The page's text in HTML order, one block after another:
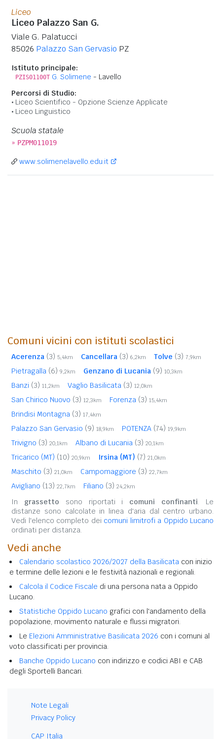
Liceo
Liceo Palazzo San G.
Viale G. Palatucci
85026 Palazzo San Gervasio PZ
Istituto principale:
PZIS01100T G. Solimene - Lavello
Percorsi di Studio:
Liceo Scientifico - Opzione Scienze Applicate
Liceo Linguistico
Scuola statale
» PZPM011019
www.solimenelavello.edu.it
Comuni vicini con istituti scolastici
Acerenza (3) 5,4km Cancellara (3) 6,2km Tolve (3) 7,9km
Pietragalla (6) 9,2km Genzano di Lucania (9) 10,3km
Banzi (3) 11,2km Vaglio Basilicata (3) 12,0km
San Chirico Nuovo (3) 12,3km Forenza (3) 15,4km
Brindisi Montagna (3) 17,4km
Palazzo San Gervasio (9) 18,9km POTENZA (74) 19,9km
Trivigno (3) 20,1km Albano di Lucania (3) 20,1km
Tricarico (MT) (10) 20,9km Irsina (MT) (7) 21,0km
Maschito (3) 21,0km Campomaggiore (3) 22,7km
Avigliano (13) 22,7km Filiano (3) 24,2km
In grassetto sono riportati i comuni confinanti. Le
distanze sono calcolate in linea d'aria dal centro urbano.
Vedi l'elenco completo dei comuni limitrofi a Oppido Lucano
ordinati per distanza.
Vedi anche
Calendario scolastico 2026/2027 della Basilicata con inizio
e termine delle lezioni e le festività nazionali e regionali.
Calcola il Codice Fiscale di una persona nata a Oppido
Lucano.
Statistiche Oppido Lucano grafici con l'andamento della
popolazione, movimento naturale e flussi migratori.
Le Elezioni Amministrative Basilicata 2026 con i comuni al
voto classificati per provincia.
Banche Oppido Lucano con indirizzo e codici ABI e CAB
degli Sportelli Bancari.
Note Legali
Privacy Policy
CAP Italia